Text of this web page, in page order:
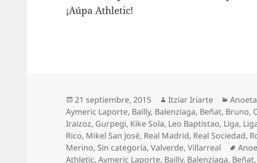
¡Aúpa Athletic!
Publicado
el
21 septiembre, 2015 Autor
Itziar Iriarte Anoeta
Aymeric Laporte, Bailly, Balenziaga, Beñat, Bruno,
Iraizoz, Gurpegi, Kike Sola, Leo Baptistao, Liga,
Rico, Mikel San José, Real Madrid, Real Sociedad,
Merino, Sin categoría,Valverde,Villarreal
Athletic,Aymeric Laporte, Bailly, Balenziaga, Beñat,